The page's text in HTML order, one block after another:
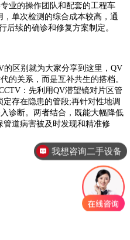
的操作团队和配套的工程车
单次检测的综合成本较高，通
后续的确诊和修复方案制定。
区别就为大家分享到这里，QV
的关系，而是互补共生的搭档。
：先利用QV潜望镜对片区管
存在隐患的管段;再针对性地调
诊断。两者结合，既能大幅降低
道病害被及时发现和精准修
我想咨询二手设备
我想咨询设备租赁